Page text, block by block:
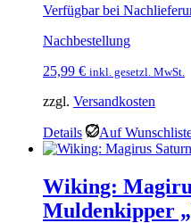
Verfügbar bei
Nachbestellung
25,99 € inkl. gesetzl. MwSt.
zzgl. Versandkosten
Details Auf
Wiking:
Muldenkipper